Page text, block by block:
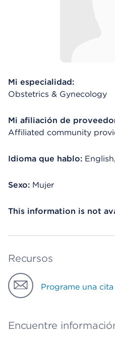
Mi especialidad:
Obstetrics & Gynecology
Mi afiliación de
Affiliated community
Idioma que hablo:
Sexo: Mujer
This information is not
Recursos
Programe una cita
Encuentre